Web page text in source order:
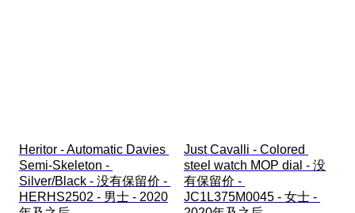
Heritor - Automatic Davies
Semi-Skeleton -
Silver/Black - 没有保留价 -
HERHS2502 - 男士 - 2020
Just Cavalli - Colored
steel watch MOP dial - 没
有保留价 -
JC1L375M0045 - 女士 -